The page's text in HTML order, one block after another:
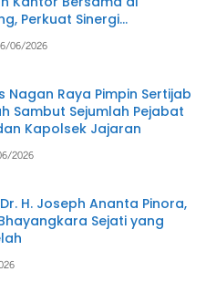
Perkuat Sinergi
dan Jurnalistik
06/2026
Nagan Raya Pimpin Sertijab
Sambut Sejumlah Pejabat
Kapolsek Jajaran
2026
H. Joseph Ananta Pinora,
Sejati yang